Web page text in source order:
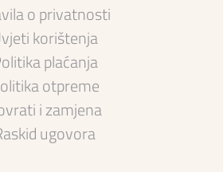
o privatnosti
korištenja
plaćanja
otpreme
i zamjena
ugovora